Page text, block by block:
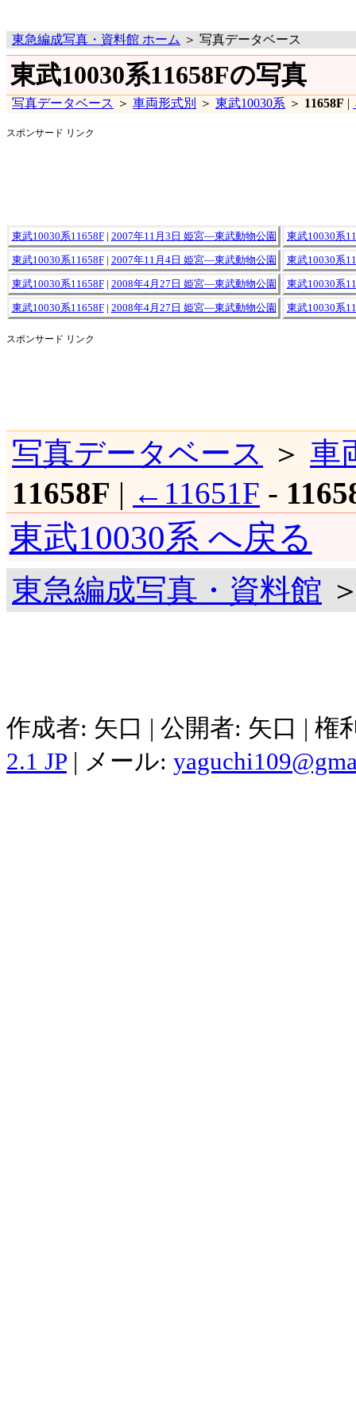
東急編成写真・資料館 ホーム ＞ 写真データベース
東武10030系11658Fの写真
写真データベース ＞ 車両形式別 ＞ 東武10030系 ＞ 11658F |
スポンサード リンク
東武10030系11658F| 2007年11月3日 姫宮―東武動物公園 東武10030系
東武10030系11658F| 2007年11月4日 姫宮―東武動物公園 東武10030系
東武10030系11658F| 2008年4月27日 姫宮―東武動物公園 東武10030系
東武10030系11658F| 2008年4月27日 姫宮―東武動物公園 東武10030系
スポンサード リンク
写真データベース ＞ 車
11658F | ←11651F -
東武10030系 へ戻る
東急編成写真・資料館
作成者: 矢口 | 公開者: 矢口 |
2.1 JP | メール: